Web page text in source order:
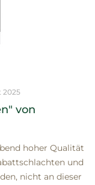
2025
von
hoher Qualität
und
nicht an dieser